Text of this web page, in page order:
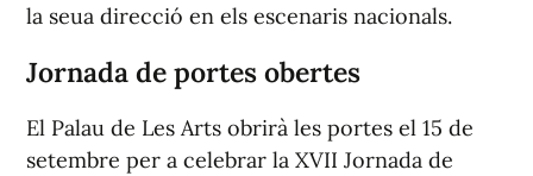
la seua direcció en els escenaris nacionals.
Jornada de portes obertes
El Palau de Les Arts obrirà les portes el 15 de
setembre per a celebrar la XVII Jornada de